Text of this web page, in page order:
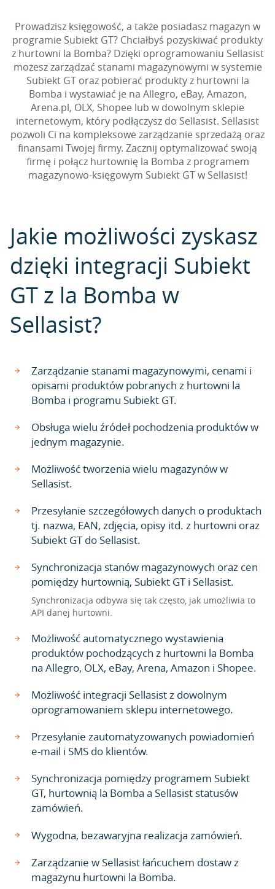
Prowadzisz księgowość, a także posiadasz magazyn w
programie Subiekt GT? Chciałbyś pozyskiwać produkty
z hurtowni la Bomba? Dzięki oprogramowaniu Sellasist
możesz zarządzać stanami magazynowymi w systemie
Subiekt GT oraz pobierać produkty z hurtowni la
Bomba i wystawiać je na Allegro, eBay, Amazon,
Arena.pl, OLX, Shopee lub w dowolnym sklepie
internetowym, który podłączysz do Sellasist. Sellasist
pozwoli Ci na kompleksowe zarządzanie sprzedażą oraz
finansami Twojej firmy. Zacznij optymalizować swoją
firmę i połącz hurtownię la Bomba z programem
magazynowo-księgowym Subiekt GT w Sellasist!
Jakie możliwości zyskasz
dzięki integracji Subiekt
GT z la Bomba w
Sellasist?
Zarządzanie stanami magazynowymi, cenami i
opisami produktów pobranych z hurtowni la
Bomba i programu Subiekt GT.
Obsługa wielu źródeł pochodzenia produktów w
jednym magazynie.
Możliwość tworzenia wielu magazynów w
Sellasist.
Przesyłanie szczegółowych danych o produktach
tj. nazwa, EAN, zdjęcia, opisy itd. z hurtowni oraz
Subiekt GT do Sellasist.
Synchronizacja stanów magazynowych oraz cen
pomiędzy hurtownią, Subiekt GT i Sellasist.
Synchronizacja odbywa się tak często, jak umożliwia to
API danej hurtowni.
Możliwość automatycznego wystawienia
produktów pochodzących z hurtowni la Bomba
na Allegro, OLX, eBay, Arena, Amazon i Shopee.
Możliwość integracji Sellasist z dowolnym
oprogramowaniem sklepu internetowego.
Przesyłanie zautomatyzowanych powiadomień
e-mail i SMS do klientów.
Synchronizacja pomiędzy programem Subiekt
GT, hurtownią la Bomba a Sellasist statusów
zamówień.
Wygodna, bezawaryjna realizacja zamówień.
Zarządzanie w Sellasist łańcuchem dostaw z
magazynu hurtowni la Bomba.